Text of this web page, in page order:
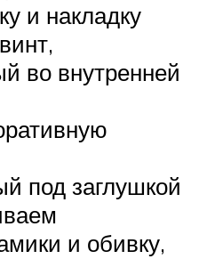
и накладку
во внутренней
под заглушкой
и обивку,